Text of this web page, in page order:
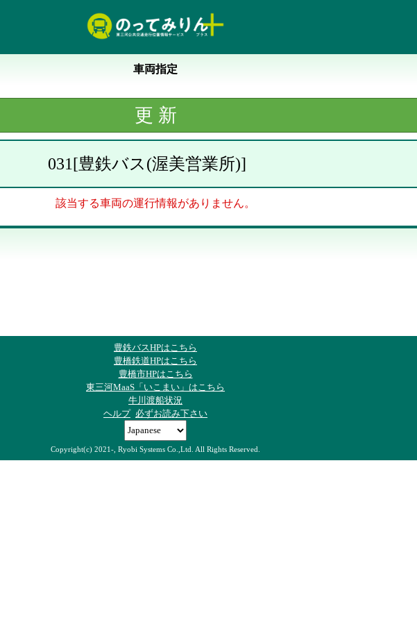
車両指定
031[豊鉄バス(渥美営業所)]
該当する車両の運行情報がありません。
豊鉄バスHPはこちら
豊橋鉄道HPはこちら
豊橋市HPはこちら
東三河MaaS「いこまい」はこちら
牛川渡船状況
ヘルプ 必ずお読み下さい
Copyright(c) 2021-, Ryobi Systems Co.,Ltd. All Rights Reserved.